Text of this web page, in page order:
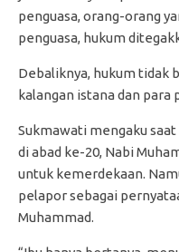
penguasa, orang-orang
penguasa, hukum
Debaliknya, hukum tidak
kalangan istana dan para
Sukmawati mengaku
di abad ke-20, Nabi
untuk kemerdekaan.
pelapor sebagai
Muhammad.